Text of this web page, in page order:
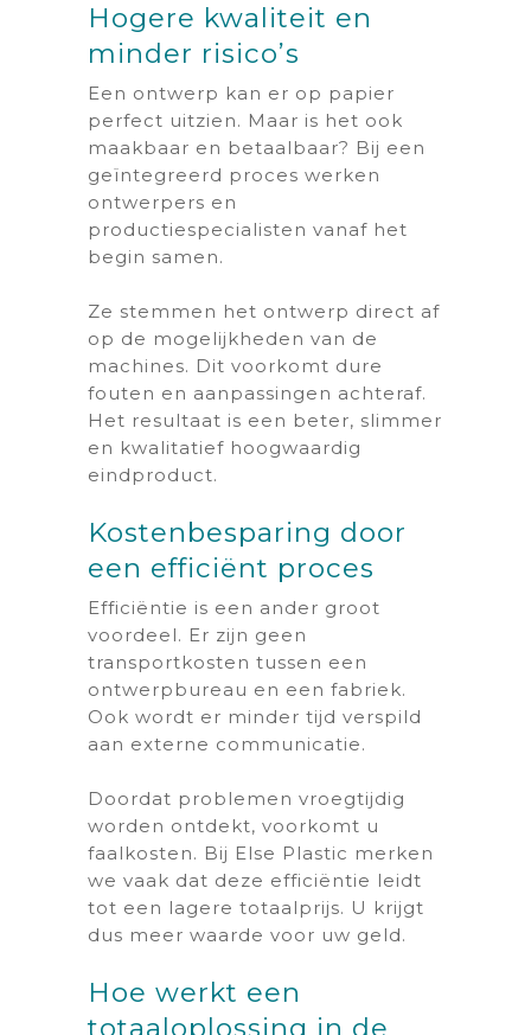
Hogere kwaliteit en
minder risico’s
Een ontwerp kan er op papier
perfect uitzien. Maar is het ook
maakbaar en betaalbaar? Bij een
geïntegreerd proces werken
ontwerpers en
productiespecialisten vanaf het
begin samen.
Ze stemmen het ontwerp direct af
op de mogelijkheden van de
machines. Dit voorkomt dure
fouten en aanpassingen achteraf.
Het resultaat is een beter, slimmer
en kwalitatief hoogwaardig
eindproduct.
Kostenbesparing door
een efficiënt proces
Efficiëntie is een ander groot
voordeel. Er zijn geen
transportkosten tussen een
ontwerpbureau en een fabriek.
Ook wordt er minder tijd verspild
aan externe communicatie.
Doordat problemen vroegtijdig
worden ontdekt, voorkomt u
faalkosten. Bij Else Plastic merken
we vaak dat deze efficiëntie leidt
tot een lagere totaalprijs. U krijgt
dus meer waarde voor uw geld.
Hoe werkt een
totaaloplossing in de